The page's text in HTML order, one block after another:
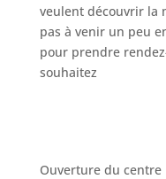
veulent découvrir la
pas à venir un peu
pour prendre
souhaitez
Ouverture du centre